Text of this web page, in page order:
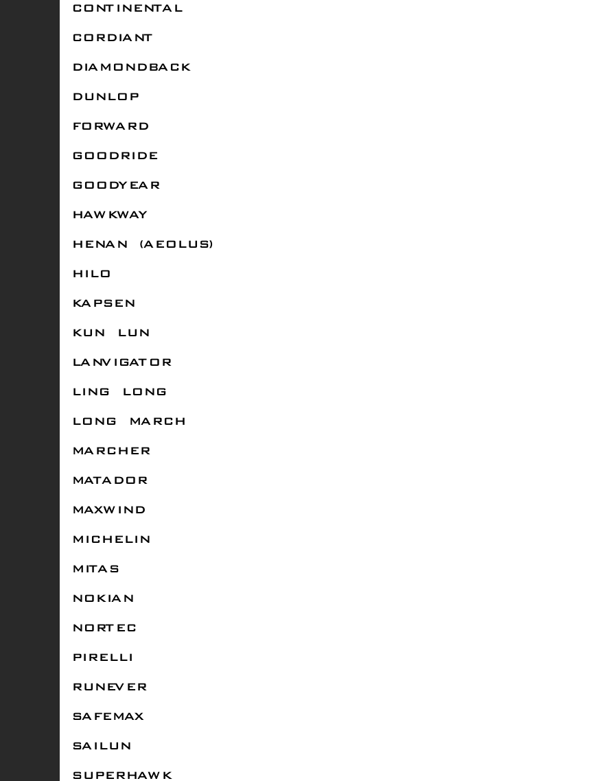
CONTINENTAL
CORDIANT
DIAMONDBACK
DUNLOP
FORWARD
GOODRIDE
GOODYEAR
HAWKWAY
HENAN (AEOLUS)
HILO
KAPSEN
KUN LUN
LANVIGATOR
LING LONG
LONG MARCH
MARCHER
MATADOR
MAXWIND
MICHELIN
MITAS
NOKIAN
NORTEC
PIRELLI
RUNEVER
SAFEMAX
SAILUN
SUPERHAWK